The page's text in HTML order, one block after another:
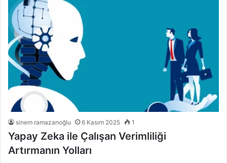
sinem ramazanoğlu 6 Kasım 2025 1
Yapay Zeka ile Çalışan Verimliliği
Artırmanın Yolları